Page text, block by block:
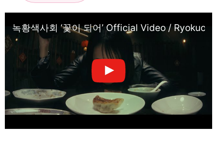
녹황색사회 ‘꽃이 되어’ Official Video /